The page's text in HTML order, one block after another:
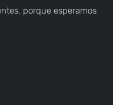
porque esperamos